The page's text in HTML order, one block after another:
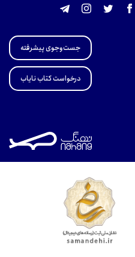
جست‌وجوی پیشرفته
درخواست کتاب نایاب